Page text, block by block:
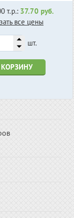
т.р.: 37.70 руб.
все цены
шт.
КОРЗИНУ